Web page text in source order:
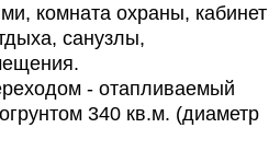
комната охраны, кабинет
санузлы,
- отапливаемый
340 кв.м. (диаметр